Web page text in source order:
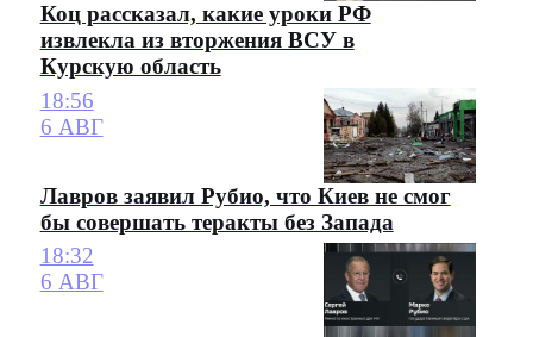
Коц рассказал, какие уроки РФ
извлекла из вторжения ВСУ в
Курскую область
18:56
6 АВГ
Лавров заявил Рубио, что Киев не смог
бы совершать теракты без Запада
18:32
6 АВГ